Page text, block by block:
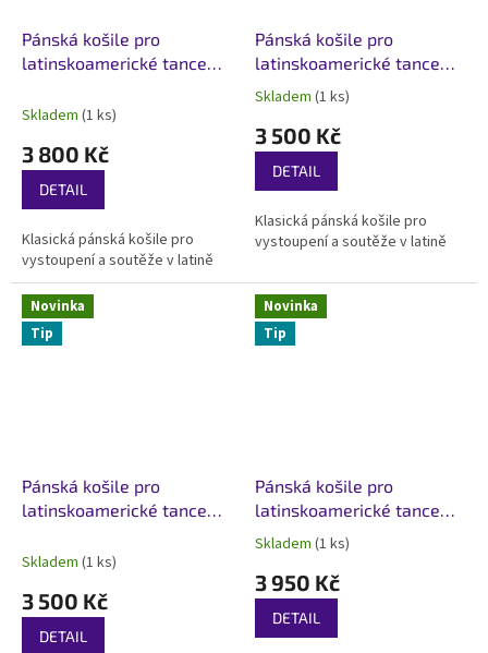
Pánská košile pro
latinskoamerické tance
Skladem (1 ks)
3 800 Kč
DETAIL
Klasická pánská košile pro
vystoupení a soutěže v latině
Pánská košile pro
latinskoamerické tance
Monarch Černá
Průměrné
produktu
5
hvězdiček.
Skladem (1 ks)
3 500 Kč
DETAIL
Klasická pánská košile pro
vystoupení a soutěže v latině
Novinka
Tip
Pánská košile pro
latinskoamerické tance
Skladem (1 ks)
3 500 Kč
DETAIL
Novinka
Tip
Pánská košile pro
latinskoamerické tance
Imperial Light Černá
Průměrné
produktu
Skladem (1 ks)
3 950 Kč
DETAIL